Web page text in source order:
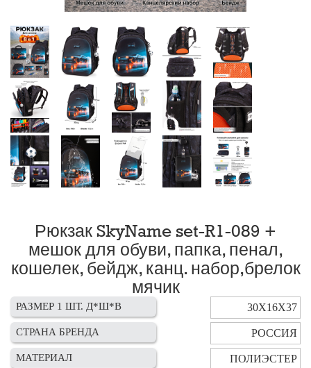
Рюкзак SkyName set-R1-089 +
мешок для обуви, папка, пенал,
кошелек, бейдж, канц. набор,брелок
мячик
РАЗМЕР 1 ШТ. Д*Ш*В 30Х16Х37
СТРАНА БРЕНДА РОССИЯ
МАТЕРИАЛ ПОЛИЭСТЕР